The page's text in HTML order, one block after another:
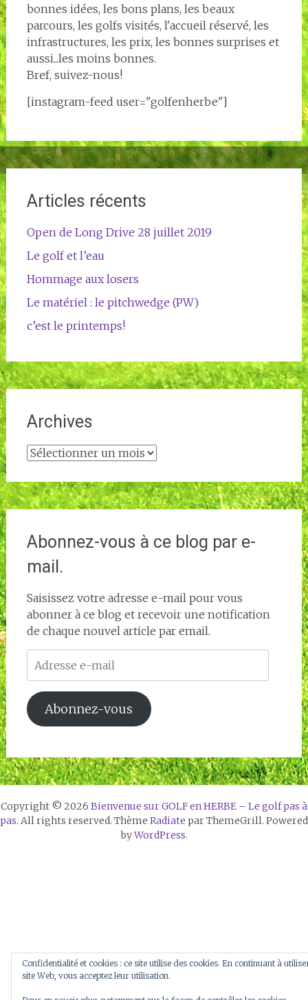
bonnes idées, les bons plans, les beaux
parcours, les golfs visités, l'accueil réservé, les
infrastructures, les prix, les bonnes surprises et
aussi...les moins bonnes.
Bref, suivez-nous!
[instagram-feed user="golfenherbe"]
Articles récents
Open de Long Drive 28 juillet 2019
Le golf et l’eau
Hommage aux losers
Le matériel : le pitchwedge (PW)
c’est le printemps!
Archives
Archives
Abonnez-vous à ce blog par e-
mail.
Saisissez votre adresse e-mail pour vous
abonner à ce blog et recevoir une notification
de chaque nouvel article par email.
Adresse
e-
mail
Abonnez-vous
Copyright © 2026 Bienvenue sur GOLF en HERBE – Le golf pas à
pas. All rights reserved. Thème Radiate par ThemeGrill. Powered
byWordPress.
Confidentialité et cookies : ce site utilise des cookies. En continuant à
site Web, vous acceptez leur utilisation.